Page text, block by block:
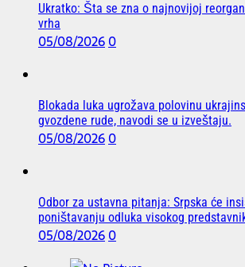
Ukratko: Šta se zna o najnovijoj
vrha
05/08/20260
Blokada luka ugrožava polovinu
gvozdene rude, navodi se u izveštaju.
05/08/20260
Odbor za ustavna pitanja: Srpska će
poništavanju odluka visokog
05/08/20260